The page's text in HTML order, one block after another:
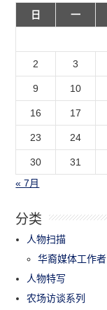
日
一
2 3
9 10
16 17
23 24
30
31
« 7月
分类
人物扫描
华裔媒体工作者
人物特写
农场访谈系列